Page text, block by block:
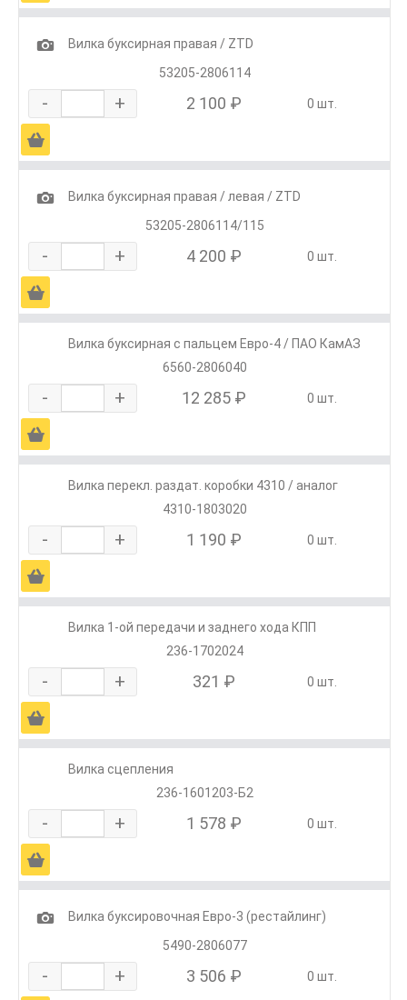
1
Вилка буксирная правая / ZTD
53205-2806114
- + 2 100 ₽ 0 шт.
Ä
1
Вилка буксирная правая / левая / ZTD
53205-2806114/115
- + 4 200 ₽ 0 шт.
Ä
Вилка буксирная с пальцем Евро-4 / ПАО КамАЗ
6560-2806040
- + 12 285 ₽ 0 шт.
Ä
Вилка перекл. раздат. коробки 4310 / аналог
4310-1803020
- + 1 190 ₽ 0 шт.
Ä
Вилка 1-ой передачи и заднего хода КПП
236-1702024
- + 321 ₽ 0 шт.
Ä
Вилка сцепления
236-1601203-Б2
- + 1 578 ₽ 0 шт.
Ä
1
Вилка буксировочная Евро-3 (рестайлинг)
5490-2806077
- + 3 506 ₽ 0 шт.